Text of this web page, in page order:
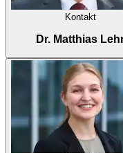
Kontakt
Dr. Matthias